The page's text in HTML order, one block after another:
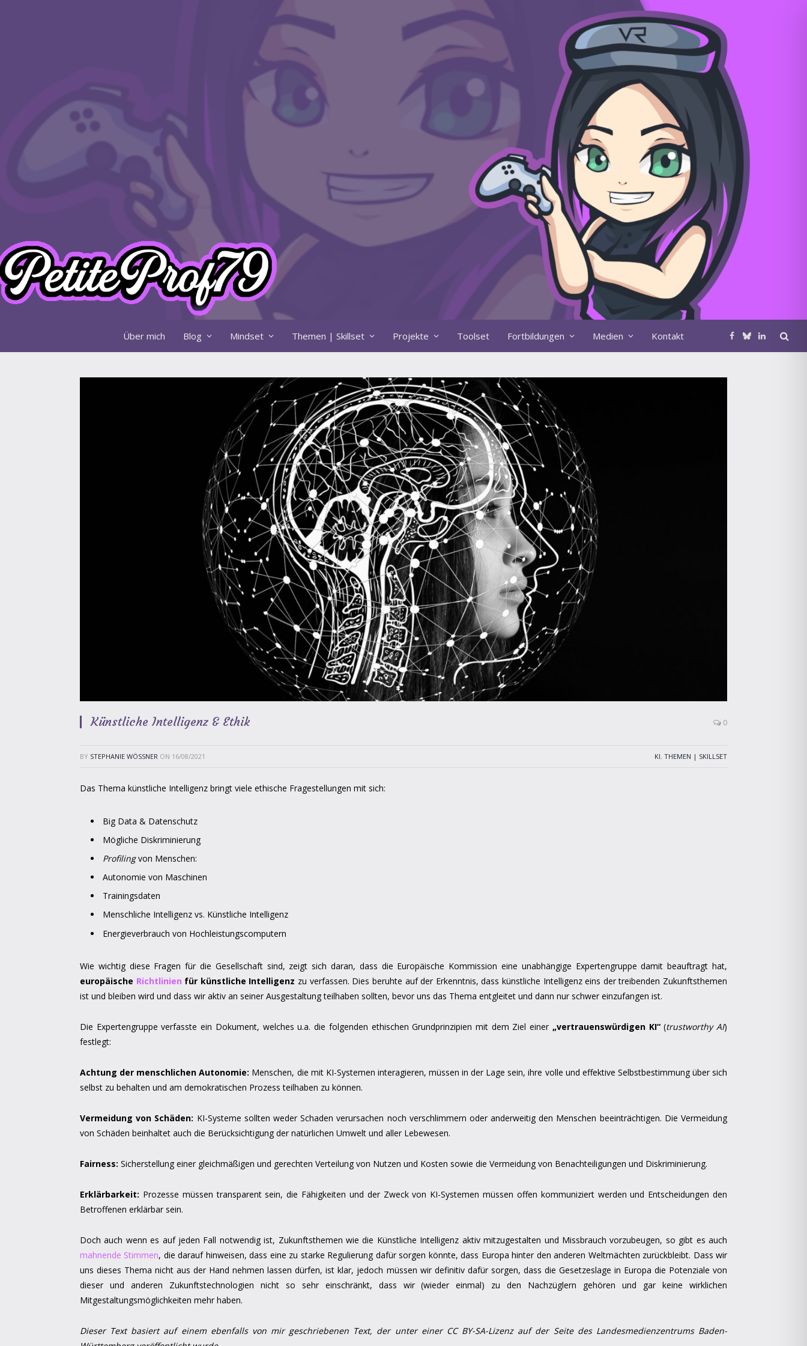
Über mich Blog Mindset Themen | Skillset Projekte Toolset Fortbildungen Medien Kontakt Facebook
BlueskyLinkedIn
Künstliche Intelligenz & Ethik 0
BY STEPHANIE WÖSSNER ON 16/08/2021 KI, THEMEN | SKILLSET
Das Thema künstliche Intelligenz bringt viele ethische Fragestellungen mit sich:
Big Data & Datenschutz
Mögliche Diskriminierung
Profilingvon Menschen:
Autonomie von Maschinen
Trainingsdaten
Menschliche Intelligenz vs. Künstliche Intelligenz
Energieverbrauch von Hochleistungscomputern
Wie wichtig diese Fragen für die Gesellschaft sind, zeigt sich daran, dass die Europäische Kommission eine unabhängige Expertengruppe damit beauftragt hat,
europäische Richtlinien für künstliche Intelligenz zu verfassen. Dies beruhte auf der Erkenntnis, dass künstliche Intelligenz eins der treibenden Zukunftsthemen
ist und bleiben wird und dass wir aktiv an seiner Ausgestaltung teilhaben sollten, bevor uns das Thema entgleitet und dann nur schwer einzufangen ist.
Die Expertengruppe verfasste ein Dokument, welches u.a. die folgenden ethischen Grundprinzipien mit dem Ziel einer „vertrauenswürdigen KI“(trustworthy AI)
festlegt:
Achtung der menschlichen Autonomie: Menschen, die mit KI-Systemen interagieren, müssen in der Lage sein, ihre volle und effektive Selbstbestimmung über sich
selbst zu behalten und am demokratischen Prozess teilhaben zu können.
Vermeidung von Schäden: KI-Systeme sollten weder Schaden verursachen noch verschlimmern oder anderweitig den Menschen beeinträchtigen. Die Vermeidung
von Schäden beinhaltet auch die Berücksichtigung der natürlichen Umwelt und aller Lebewesen.
Fairness: Sicherstellung einer gleichmäßigen und gerechten Verteilung von Nutzen und Kosten sowie die Vermeidung von Benachteiligungen und Diskriminierung.
Erklärbarkeit: Prozesse müssen transparent sein, die Fähigkeiten und der Zweck von KI-Systemen müssen offen kommuniziert werden und Entscheidungen den
Betroffenen erklärbar sein.
Doch auch wenn es auf jeden Fall notwendig ist, Zukunftsthemen wie die Künstliche Intelligenz aktiv mitzugestalten und Missbrauch vorzubeugen, so gibt es auch
mahnende Stimmen, die darauf hinweisen, dass eine zu starke Regulierung dafür sorgen könnte, dass Europa hinter den anderen Weltmächten zurückbleibt. Dass wir
uns dieses Thema nicht aus der Hand nehmen lassen dürfen, ist klar, jedoch müssen wir definitiv dafür sorgen, dass die Gesetzeslage in Europa die Potenziale von
dieser und anderen Zukunftstechnologien nicht so sehr einschränkt, dass wir (wieder einmal) zu den Nachzüglern gehören und gar keine wirklichen
Mitgestaltungsmöglichkeiten mehr haben.
Dieser Text basiert auf einem ebenfalls von mir geschriebenen Text, der unter einer CC BY-SA-Lizenz auf der Seite des Landesmedienzentrums Baden-